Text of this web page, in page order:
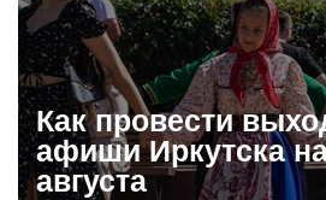
Как провести
афиши Иркутска
августа